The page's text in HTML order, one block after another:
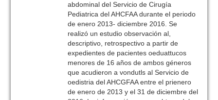
abdominal del Servicio de Cirugía
Pediatrica del AHCFAA durante el periodo
de enero 2013- diciembre 2016. Se
realizó un estudio observación al,
descriptivo, retrospectivo a partir de
expedientes de pacientes oeduattucos
menores de 16 años de ambos géneros
que acudieron a vondutls al Servicio de
oedistria del AHCGFAA entre el prienero
de enero de 2013 y el 31 de diciembre del